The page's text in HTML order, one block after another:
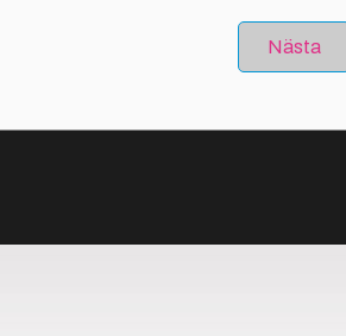
Nästa